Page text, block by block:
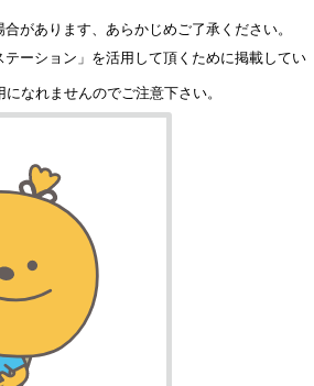
があります、あらかじめご了承ください。
ーション」を活用して頂くために掲載してい
なれませんのでご注意下さい。